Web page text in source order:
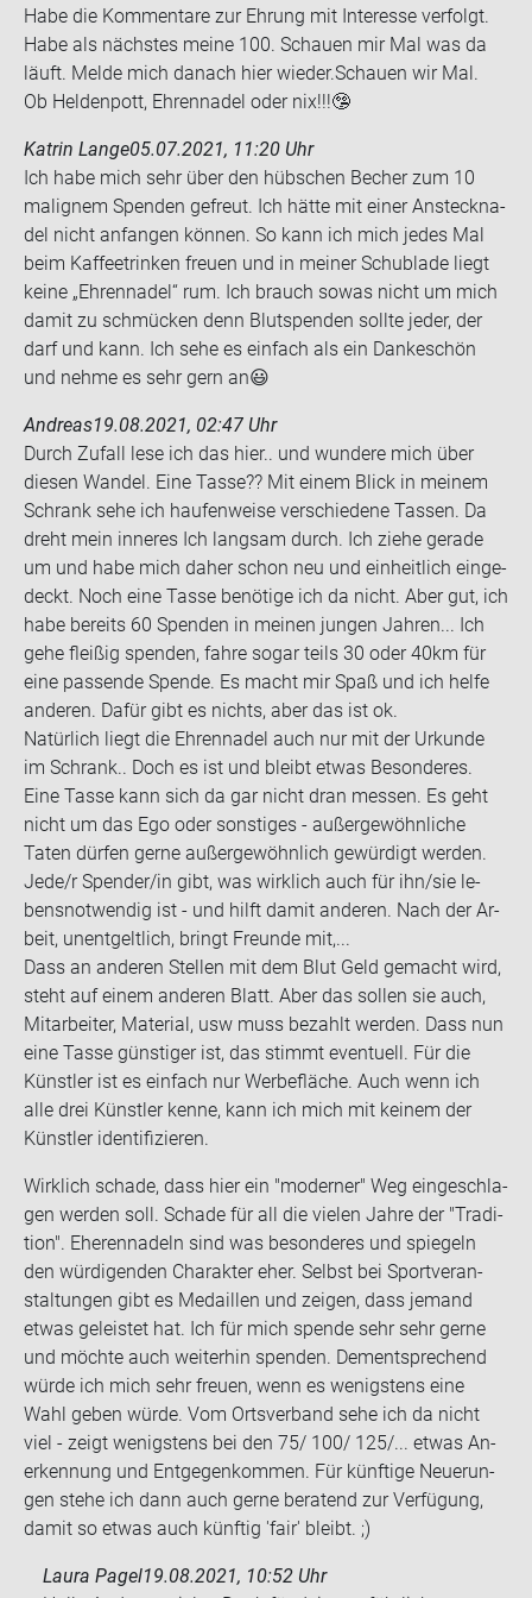
Habe die Kom­men­ta­re zur Eh­rung mit In­ter­es­se ver­folgt.
Habe als nächs­tes meine 100. Schau­en mir Mal was da
läuft. Melde mich da­nach hier wie­der.Schau­en wir Mal.
Ob Hel­den­pott, Eh­ren­na­del oder nix!!!🤥
Katrin Lange05.07.2021, 11:20 Uhr
Ich habe mich sehr über den hüb­schen Be­cher zum 10
ma­li­g­nem Spen­den ge­freut. Ich hätte mit einer An­steck­na­
del nicht an­fan­gen kön­nen. So kann ich mich jedes Mal
beim Kaf­fee­trin­ken freu­en und in mei­ner Schub­la­de liegt
keine „Eh­ren­na­del“ rum. Ich brauch sowas nicht um mich
damit zu schmü­cken denn Blut­spen­den soll­te jeder, der
darf und kann. Ich sehe es ein­fach als ein Dan­ke­schön
und nehme es sehr gern an😃
Andreas19.08.2021, 02:47 Uhr
Durch Zu­fall lese ich das hier.. und wun­de­re mich über
die­sen Wan­del. Eine Tasse?? Mit einem Blick in mei­nem
Schrank sehe ich hau­fen­wei­se ver­schie­de­ne Tas­sen. Da
dreht mein in­ne­res Ich lang­sam durch. Ich ziehe ge­ra­de
um und habe mich daher schon neu und ein­heit­lich ein­ge­
deckt. Noch eine Tasse be­nö­ti­ge ich da nicht. Aber gut, ich
habe be­reits 60 Spen­den in mei­nen jun­gen Jah­ren... Ich
gehe flei­ßig spen­den, fahre sogar teils 30 oder 40km für
eine pas­sen­de Spen­de. Es macht mir Spaß und ich helfe
an­de­ren. Dafür gibt es nichts, aber das ist ok.
Na­tür­lich liegt die Eh­ren­na­del auch nur mit der Ur­kun­de
im Schrank.. Doch es ist und bleibt etwas Be­son­de­res.
Eine Tasse kann sich da gar nicht dran mes­sen. Es geht
nicht um das Ego oder sons­ti­ges - au­ßer­ge­wöhn­li­che
Taten dür­fen gerne au­ßer­ge­wöhn­lich ge­wür­digt wer­den.
Jede/r Spen­der/in gibt, was wirk­lich auch für ihn/sie le­
bens­not­wen­dig ist - und hilft damit an­de­ren. Nach der Ar­
beit, un­ent­gelt­lich, bringt Freun­de mit,...
Dass an an­de­ren Stel­len mit dem Blut Geld ge­macht wird,
steht auf einem an­de­ren Blatt. Aber das sol­len sie auch,
Mit­ar­bei­ter, Ma­te­ri­al, usw muss be­zahlt wer­den. Dass nun
eine Tasse güns­ti­ger ist, das stimmt even­tu­ell. Für die
Künst­ler ist es ein­fach nur Wer­be­flä­che. Auch wenn ich
alle drei Künst­ler kenne, kann ich mich mit kei­nem der
Künst­ler iden­ti­fi­zie­ren.
Wirk­lich scha­de, dass hier ein "mo­der­ner" Weg ein­ge­schla­
gen wer­den soll. Scha­de für all die vie­len Jahre der "Tra­di­
ti­on". Ehe­ren­na­deln sind was be­son­de­res und spie­geln
den wür­di­gen­den Cha­rak­ter eher. Selbst bei Sport­ver­an­
stal­tun­gen gibt es Me­dail­len und zei­gen, dass je­mand
etwas ge­leis­tet hat. Ich für mich spen­de sehr sehr gerne
und möch­te auch wei­ter­hin spen­den. Dem­entspre­chend
würde ich mich sehr freu­en, wenn es we­nigs­tens eine
Wahl geben würde. Vom Orts­ver­band sehe ich da nicht
viel - zeigt we­nigs­tens bei den 75/ 100/ 125/... etwas An­
er­ken­nung und Ent­ge­gen­kom­men. Für künf­ti­ge Neue­run­
gen stehe ich dann auch gerne be­ra­tend zur Ver­fü­gung,
damit so etwas auch künf­tig 'fair' bleibt. ;)
Laura Pagel19.08.2021, 10:52 Uhr